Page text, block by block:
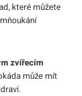
které můžete
zvířecím
může mít